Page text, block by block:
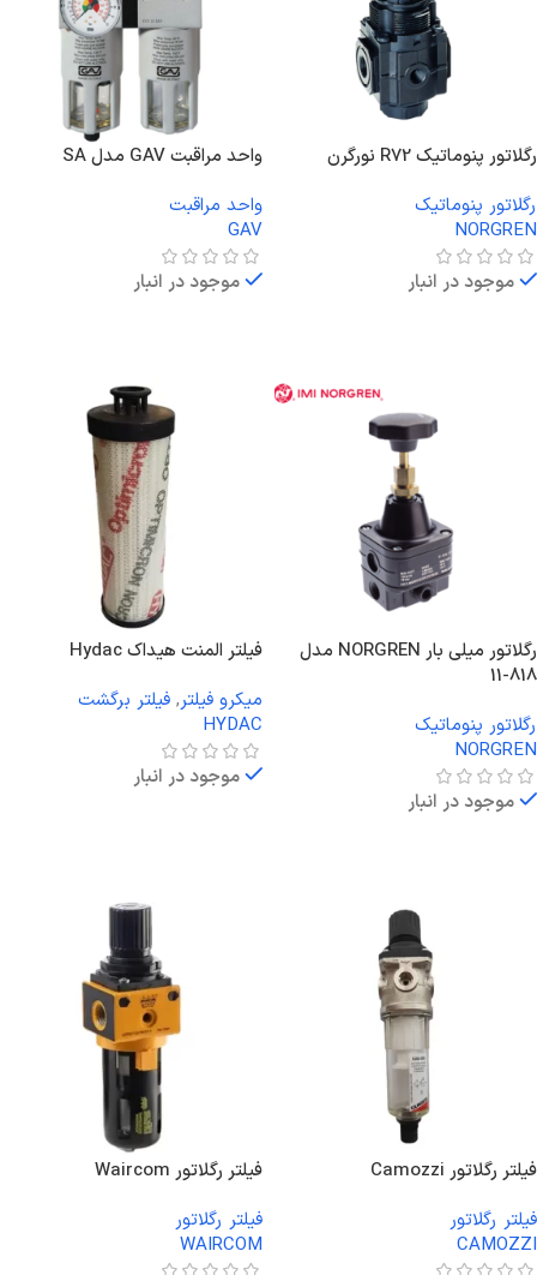
رگلاتور پنوماتیک R72 نورگرن
رگلاتور پنوماتیک
NORGREN
موجود در انبار
واحد مراقبت GAV مدل SA
واحد مراقبت
GAV
موجود در انبار
رگلاتور میلی بار NORGREN مدل
818-11
رگلاتور پنوماتیک
NORGREN
موجود در انبار
فیلتر المنت هیداک Hydac
میکرو فیلتر, فیلتر برگشت
HYDAC
موجود در انبار
فیلتر رگلاتور Camozzi
فیلتر رگلاتور
CAMOZZI
فیلتر رگلاتور Waircom
فیلتر رگلاتور
WAIRCOM